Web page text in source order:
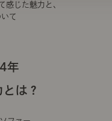
感じた魅力と、
て
年
は？